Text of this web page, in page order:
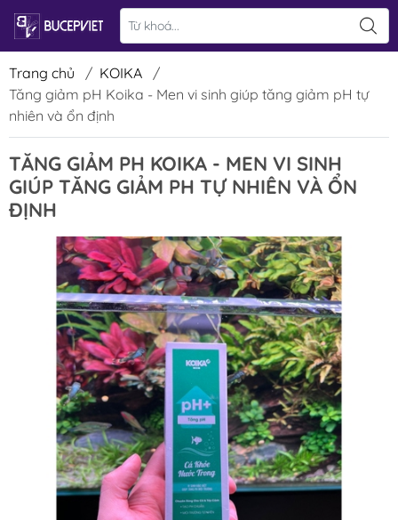
Trang chủ / KOIKA
/
Tăng giảm pH Koika - Men vi sinh giúp tăng giảm pH tự
nhiên và ổn định
TĂNG GIẢM PH KOIKA - MEN VI SINH
GIÚP TĂNG GIẢM PH TỰ NHIÊN VÀ ỔN
ĐỊNH